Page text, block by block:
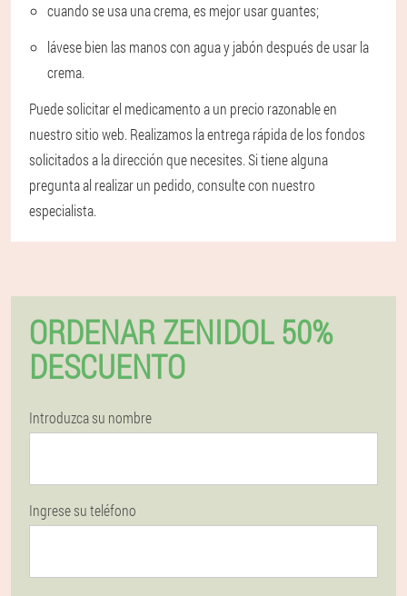
cuando se usa una crema, es mejor usar guantes;
lávese bien las manos con agua y jabón después de usar la
crema.
Puede solicitar el medicamento a un precio razonable en
nuestro sitio web. Realizamos la entrega rápida de los fondos
solicitados a la dirección que necesites. Si tiene alguna
pregunta al realizar un pedido, consulte con nuestro
especialista.
ORDENAR ZENIDOL 50%
DESCUENTO
Introduzca su nombre
Ingrese su teléfono